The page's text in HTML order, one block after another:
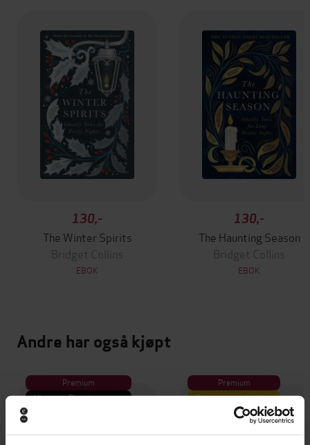
130,-
The Winter Spirits
Bridget Collins
EBOK
130,-
The Haunting Season
Bridget Collins
EBOK
Andre har også kjøpt
Premium
Vinner av Rivertonprisen
Premium
Første gang på tilbud